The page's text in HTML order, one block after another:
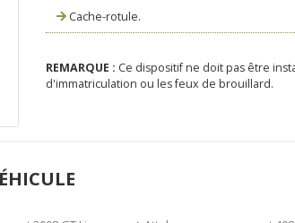
Cache-rotule.
REMARQUE : Ce dispositif ne doit pas être
d'immatriculation ou les feux de brouillard.